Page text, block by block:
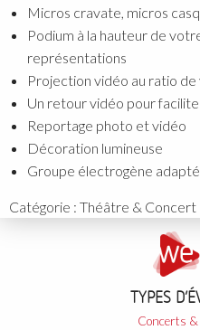
Micros cravate, micros
Podium à la hauteur de
représentations
Projection vidéo au ratio
Un retour vidéo pour
Reportage photo et vidéo
Décoration lumineuse
Groupe électrogène
Catégorie : Théâtre & Concert
TYPES
Concerts &